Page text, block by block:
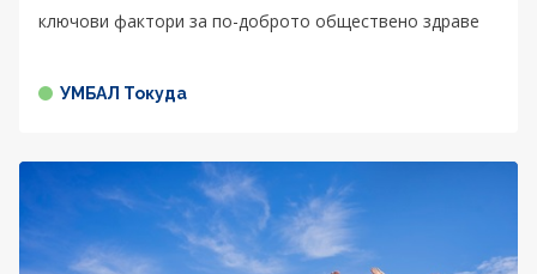
ключови фактори за по-доброто обществено здраве
УМБАЛ Токуда